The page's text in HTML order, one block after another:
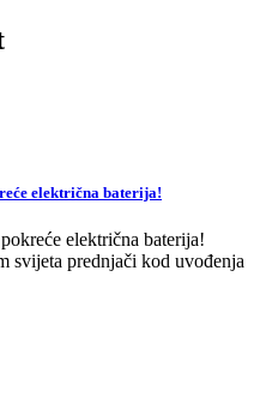
električna baterija!
električna baterija!
svijeta prednjači kod uvođenja